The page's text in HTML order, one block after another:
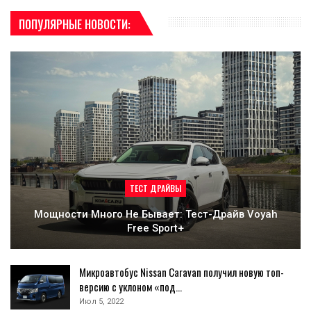
ПОПУЛЯРНЫЕ НОВОСТИ:
ТЕСТ ДРАЙВЫ
Мощности Много Не Бывает: Тест-Драйв Voyah
Free Sport+
Микроавтобус Nissan Caravan получил новую топ-
версию с уклоном «под…
Июл 5, 2022